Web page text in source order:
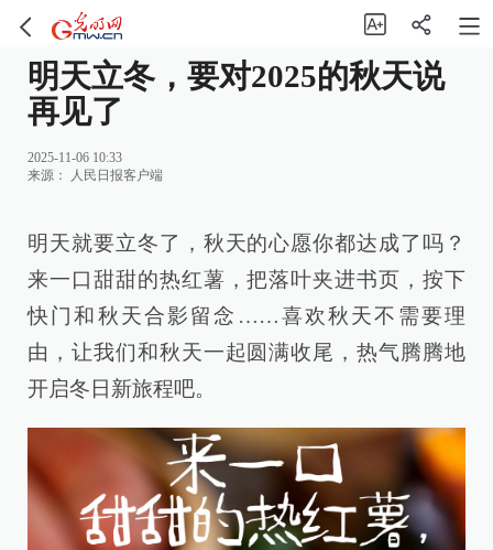
明天立冬，要对2025的秋天说
再见了
2025-11-06 10:33
来源：
人民日报客户端
明天就要立冬了，秋天的心愿你都达成了吗？
来一口甜甜的热红薯，把落叶夹进书页，按下
快门和秋天合影留念……喜欢秋天不需要理
由，让我们和秋天一起圆满收尾，热气腾腾地
开启冬日新旅程吧。